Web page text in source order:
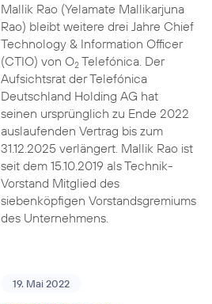
Mallik Rao (Yelamate Mallikarjuna
Rao) bleibt weitere drei Jahre Chief
Technology & Information Officer
(CTIO) von O2Telefónica. Der
Aufsichtsrat der Telefónica
Deutschland Holding AG hat
seinen ursprünglich zu Ende 2022
auslaufenden Vertrag bis zum
31.12.2025 verlängert. Mallik Rao ist
seit dem 15.10.2019 als Technik-
Vorstand Mitglied des
siebenköpfigen Vorstandsgremiums
des Unternehmens.
19. Mai 2022